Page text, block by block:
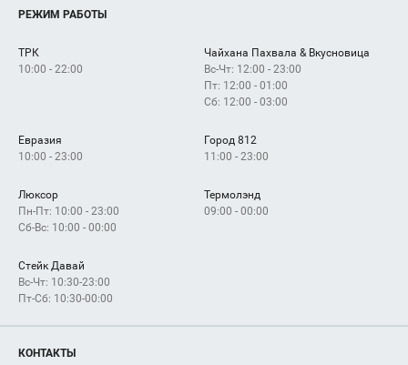
Услуги
Рекламодателям
Как добраться
РЕЖИМ РАБОТЫ
ТРК
10:00 - 22:00
Чайхана Пахвала & Вкусновица
Вс-Чт: 12:00 - 23:00
Пт: 12:00 - 01:00
Сб: 12:00 - 03:00
Евразия
10:00 - 23:00
Город 812
11:00 - 23:00
Люксор
Пн-Пт: 10:00 - 23:00
Сб-Вс: 10:00 - 00:00
Термолэнд
09:00 - 00:00
Стейк Давай
Вс-Чт: 10:30-23:00
Пт-Сб: 10:30-00:00
КОНТАКТЫ